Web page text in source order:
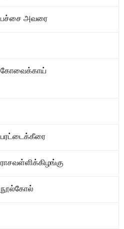
பச்சை அவரை
கோவைக்காய்
பரட்டைக்கீரை
ராசவள்ளிக்கிழங்கு
நூல்கோல்